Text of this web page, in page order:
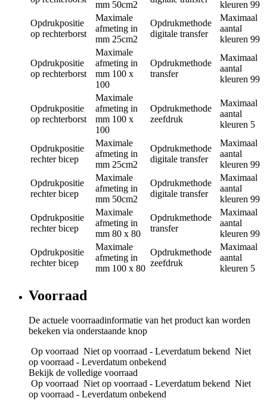
mm 50cm2 kleuren 99
Opdrukpositie
op rechterborst
Maximale
afmeting in
mm 25cm2
Opdrukmethode
digitale transfer
Maximaal
aantal
kleuren 99
Opdrukpositie
op rechterborst
Maximale
afmeting in
mm 100 x
100
Opdrukmethode
transfer
Maximaal
aantal
kleuren 99
Opdrukpositie
op rechterborst
Maximale
afmeting in
mm 100 x
100
Opdrukmethode
zeefdruk
Maximaal
aantal
kleuren 5
Opdrukpositie
rechter bicep
Maximale
afmeting in
mm 25cm2
Opdrukmethode
digitale transfer
Maximaal
aantal
kleuren 99
Opdrukpositie
rechter bicep
Maximale
afmeting in
mm 50cm2
Opdrukmethode
digitale transfer
Maximaal
aantal
kleuren 99
Opdrukpositie
rechter bicep
Maximale
afmeting in
mm 80 x 80
Opdrukmethode
transfer
Maximaal
aantal
kleuren 99
Opdrukpositie
rechter bicep
Maximale
afmeting in
mm 100 x 80
Opdrukmethode
zeefdruk
Maximaal
aantal
kleuren 5
Voorraad
De actuele voorraadinformatie van het product kan worden
bekeken via onderstaande knop
Op voorraad Niet op voorraad - Leverdatum bekend Niet
op voorraad - Leverdatum onbekend
Bekijk de volledige voorraad
Op voorraad Niet op voorraad - Leverdatum bekend Niet
op voorraad - Leverdatum onbekend